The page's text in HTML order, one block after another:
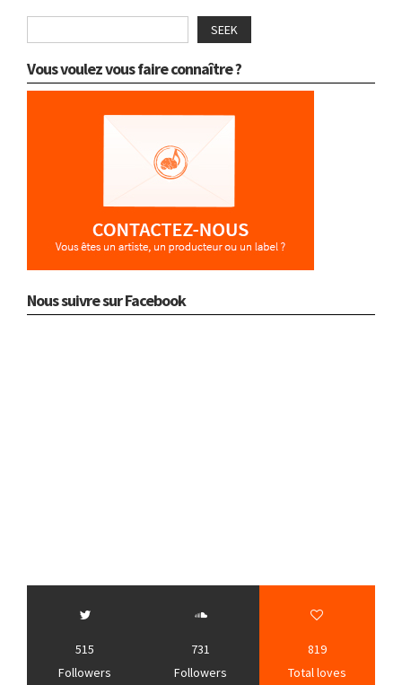
SEEK
Vous voulez vous faire connaître ?
Nous suivre sur Facebook
515
Followers
731
Followers
819
Total loves